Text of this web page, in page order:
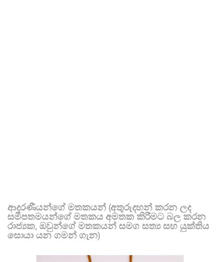
ආදරණීයන්ගේ මතකයන් (අතුරුදහන් කරන ලද
සමීපතමයන්ගේ මතකය අමතක කිරීමට බල කරන
රාජ්‍යක, ඔවුන්ගේ මතකයන් සමග සත්‍ය සහ යුක්තිය
සොයා යන ගමන් ගැන)